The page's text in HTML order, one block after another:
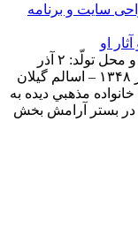
سایت و برنامه
او
مختصري درباره جلال آل احمد و آثار او سال و محل تولّد: ۲ آذر
۱۳۰۲ – تهران سال و محل وفات: ۱۸ شهريور ۱۳۴۸ – اسالم گيلان
، آذرماه سال ۱۳۰۲ در يك خانواده مذهبي ديده به
در بستر آرامش بخش